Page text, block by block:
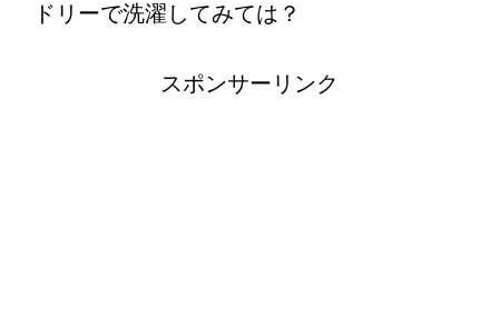
ドリーで洗濯してみては？
スポンサーリンク